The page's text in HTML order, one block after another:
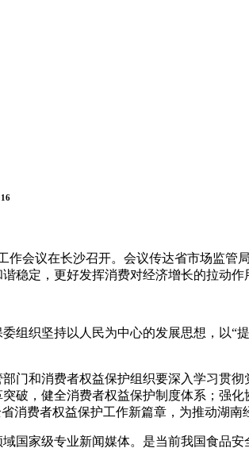
会议在长沙召开。会议传达省市场监管
稳定，更好发挥消费对经济增长的拉动作
织坚持以人民为中心的发展思想，以“
和消费者权益保护组织要深入学习贯彻
破，健全消费者权益保护制度体系；强
消费者权益保护工作新篇章，为推动湖南
家级专业新闻媒体。是当前我国食品安